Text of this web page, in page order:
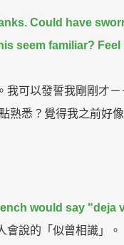
Could have
seem familiar?
我可以發誓我剛剛才
熟悉？覺得我之前好
would say "deja
會說的「似曾相識」。